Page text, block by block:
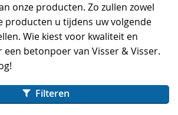
onze producten. Zo zullen zowel
producten u tijdens uw volgende
Wie kiest voor kwaliteit en
een betonpoer van Visser & Visser.
Filteren